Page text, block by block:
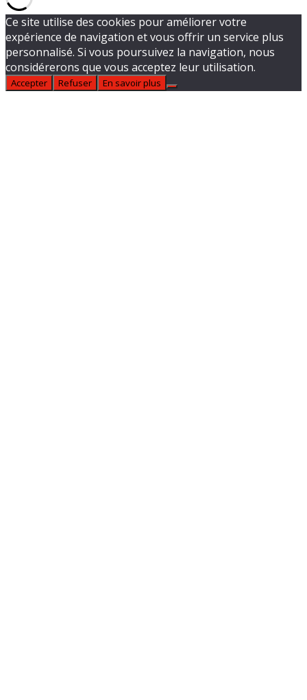
Ce site utilise des cookies pour améliorer votre
expérience de navigation et vous offrir un service plus
personnalisé. Si vous poursuivez la navigation, nous
considérerons que vous acceptez leur utilisation.
Accepter Refuser En savoir plus